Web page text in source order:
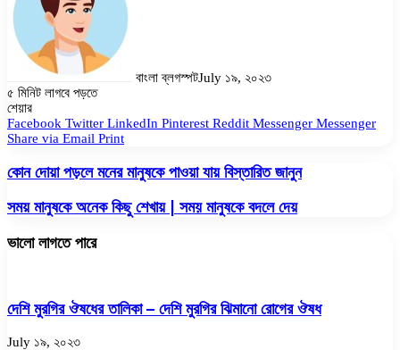
বাংলা ব্লগস্পটJuly ১৯, ২০২৩
৫ মিনিট লাগবে পড়তে
Facebook
Twitter
LinkedIn
Pinterest
Messenger
Messenger
WhatsApp
শেয়ার
Facebook Twitter LinkedIn Pinterest Reddit Messenger Messenger
Share via Email Print
কোন দোয়া পড়লে মনের মানুষকে পাওয়া যায় বিস্তারিত জানুন
সময় মানুষকে অনেক কিছু শেখায় | সময় মানুষকে বদলে দেয়
ভালো লাগতে পারে
দেশি মুরগির ঔষধের তালিকা – দেশি মুরগির ঝিমানো রোগের ঔষধ
July ১৯, ২০২৩